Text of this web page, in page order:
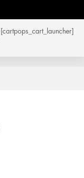
[cartpops_cart_launcher]